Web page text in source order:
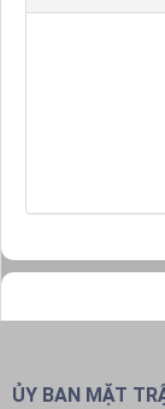
ỦY BAN MẶT